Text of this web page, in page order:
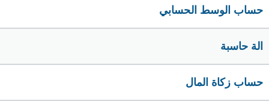
حساب الوسط الحسابي
الة حاسبة
حساب زكاة المال